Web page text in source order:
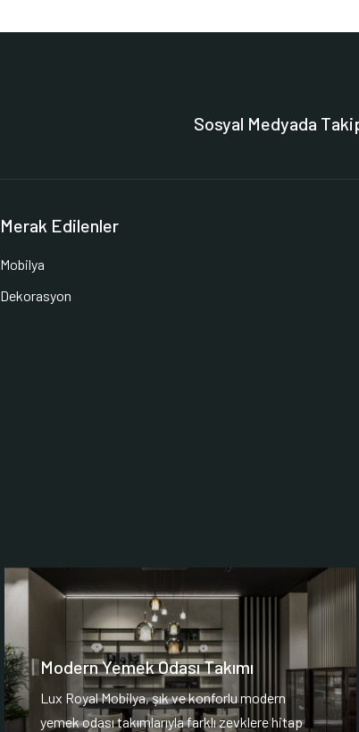
Sosyal Medyada
Merak Edilenler
Mobilya
Dekorasyon
Modern Yemek Odası Takımı
Lux Royal Mobilya, şık ve konforlu modern
yemek odası takımlarıyla farklı zevklere hitap